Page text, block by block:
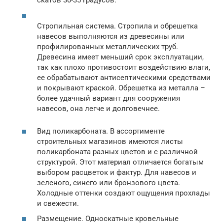
Стропильная система. Стропила и обрешетка
навесов выполняются из древесины или
профилированных металлических труб.
Древесина имеет меньший срок эксплуатации,
так как плохо противостоит воздействию влаги,
ее обрабатывают антисептическими средствами
и покрывают краской. Обрешетка из металла –
более удачный вариант для сооружения
навесов, она легче и долговечнее.
Вид поликарбоната. В ассортименте
строительных магазинов имеются листы
поликарбоната разных цветов и с различной
структурой. Этот материал отличается богатым
выбором расцветок и фактур. Для навесов и
зеленого, синего или бронзового цвета.
Холодные оттенки создают ощущения прохлады
и свежести.
Размещение. Односкатные кровельные